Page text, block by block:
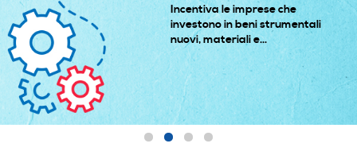
Incentiva le imprese che
investono in beni strumentali
nuovi, materiali e...